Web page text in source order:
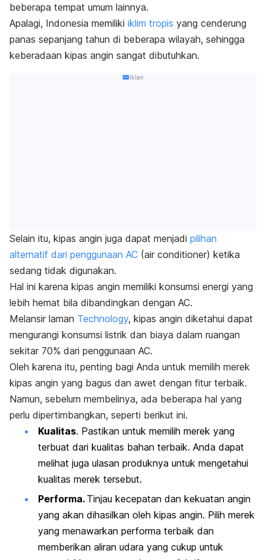
beberapa tempat umum lainnya.
Apalagi, Indonesia memiliki iklim tropis yang cenderung
panas sepanjang tahun di beberapa wilayah, sehingga
keberadaan kipas angin sangat dibutuhkan.
Iklan
Selain itu, kipas angin juga dapat menjadi pilihan
alternatif dari penggunaan AC (air conditioner) ketika
sedang tidak digunakan.
Hal ini karena kipas angin memiliki konsumsi energi yang
lebih hemat bila dibandingkan dengan AC.
Melansir laman Technology, kipas angin diketahui dapat
mengurangi konsumsi listrik dan biaya dalam ruangan
sekitar 70% dari penggunaan AC.
Oleh karena itu, penting bagi Anda untuk memilih merek
kipas angin yang bagus dan awet dengan fitur terbaik.
Namun, sebelum membelinya, ada beberapa hal yang
perlu dipertimbangkan, seperti berikut ini.
Kualitas. Pastikan untuk memilih merek yang
terbuat dari kualitas bahan terbaik. Anda dapat
melihat juga ulasan produknya untuk mengetahui
kualitas merek tersebut.
Performa. Tinjau kecepatan dan kekuatan angin
yang akan dihasilkan oleh kipas angin. Pilih merek
yang menawarkan performa terbaik dan
memberikan aliran udara yang cukup untuk